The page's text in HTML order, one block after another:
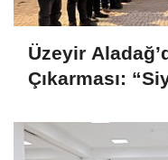
Üzeyir
Çıkarması: